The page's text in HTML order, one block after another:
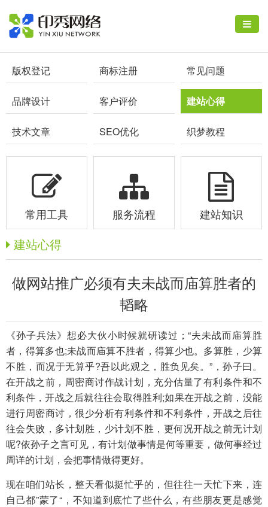
版权登记 商标注册 常见问题
品牌设计 客户评价 建站心得
技术文章 SEO优化 织梦教程
常用工具 服务流程 建站知识
建站心得
做网站推广必须有夫未战而庙算胜者的
韬略
《孙子兵法》想必大伙小时候就研读过；“夫未战而庙算胜
者，得算多也;未战而庙算不胜者，得算少也。多算胜，少算
不胜，而况于无算乎?吾以此观之，胜负见矣。”，孙子曰。
在开战之前，周密商讨作战计划，充分估量了有利条件和不
利条件，开战之后就往往会取得胜利;如果在开战之前，没能
进行周密商讨，很少分析有利条件和不利条件，开战之后往
往会失败，多计划胜，少计划不胜，更何况开战之前无计划
呢?依孙子之言可见，有计划做事情是何等重要，做何事经过
周详的计划，会把事情做得更好。
现在咱们站长，整天看似挺忙乎的，但往往一天忙下来，连
自己都”蒙了“，不知道到底忙了些什么，有些朋友更是感觉